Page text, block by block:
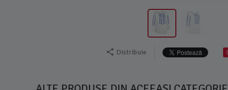
Distribuie